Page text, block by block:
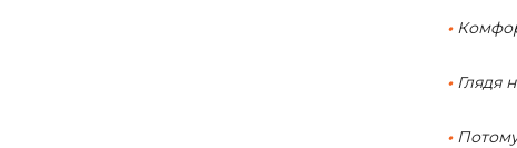
•
•Глядя
•Потому